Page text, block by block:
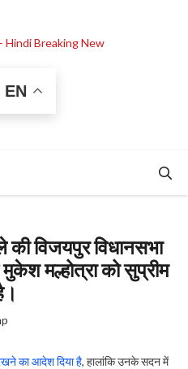
EN
विजयपुर विधानसभा
मल्होत्रा को सुप्रीम
का आदेश दिया है, हालांकि उनके सदन में